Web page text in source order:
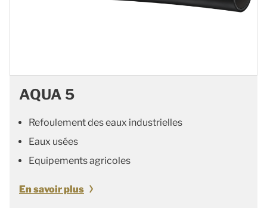
AQUA 5
Refoulement des eaux industrielles
Eaux usées
Equipements agricoles
En savoir plus